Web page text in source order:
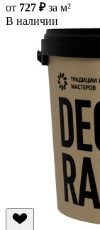
от 727 ₽за м²
В наличии